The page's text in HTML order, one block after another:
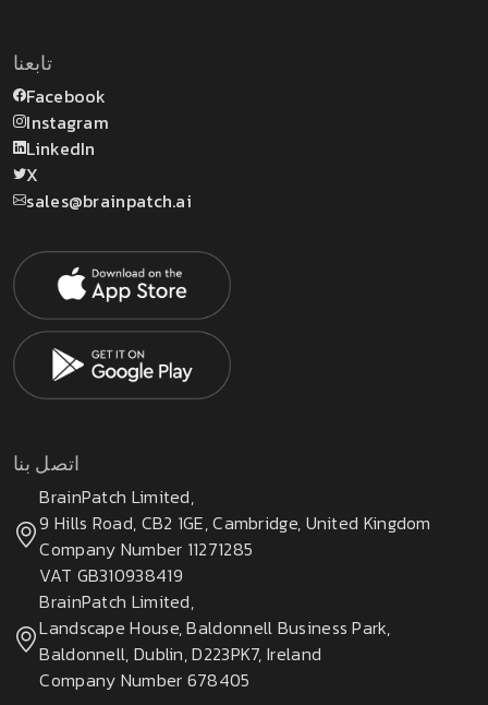
تابعنا
Facebook
Instagram
LinkedIn
X
sales@brainpatch.ai
اتصل بنا
BrainPatch Limited,
9 Hills Road, CB2 1GE, Cambridge, United Kingdom
Company Number 11271285
VAT GB310938419
BrainPatch Limited,
Landscape House, Baldonnell Business Park,
Baldonnell, Dublin, D223PK7, Ireland
Company Number 678405